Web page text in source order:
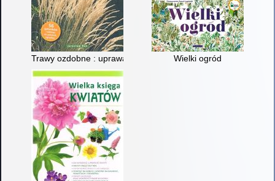
Trawy ozdobne : uprawa i pielęgnacjaWielki ogród